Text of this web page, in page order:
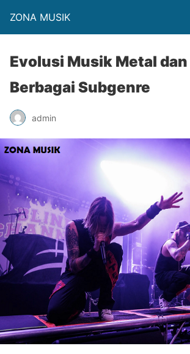
ZONA MUSIK
Evolusi Musik Metal
Berbagai Subgenre
admin